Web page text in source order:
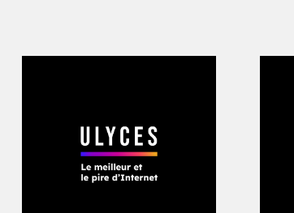
sont les mêmes », souffle
d’Ojiya, il se réfugie